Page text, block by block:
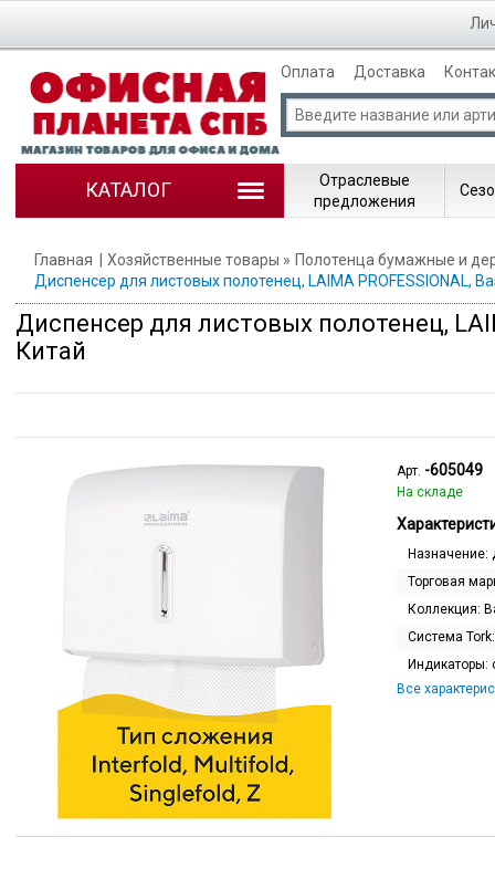
Оплата Доставка
КАТАЛОГ
Отраслевые
предложения
Главная Хозяйственные товары
Полотенца бумажные и
Диспенсер для листовых полотенец, LAIMA PROFESSIONAL,
Диспенсер для листовых полотенец,
Китай
Арт. -605049
На складе
Назначение:
Торговая
Коллекция:
Система
Индикаторы:
Все